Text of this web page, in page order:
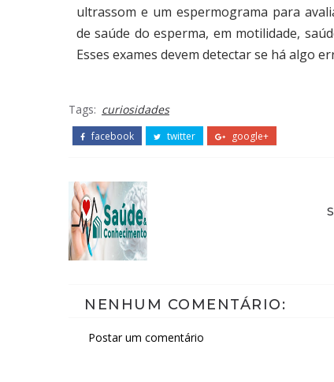
ultrassom e um espermograma para
de saúde do esperma, em motilidade,
Esses exames devem detectar se há algo
Tags: curiosidades
facebook twitter google+
NENHUM COMENTÁRIO:
Postar um comentário